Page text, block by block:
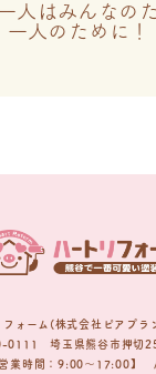
人はみんなの
一人のために！
フォーム(株式会社ピアプラ
0111 埼玉県熊谷市押切
業時間：9:00〜17:00